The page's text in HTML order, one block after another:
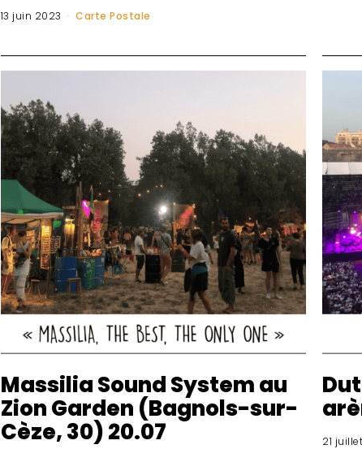
13 juin 2023 Carte Postale
Massilia Sound System au
Zion Garden (Bagnols-sur-
Cèze, 30) 20.07
21